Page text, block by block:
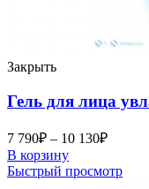
Закрыть
Гель для лица
7 790₽ – 10 130₽
В корзину
Быстрый просмотр